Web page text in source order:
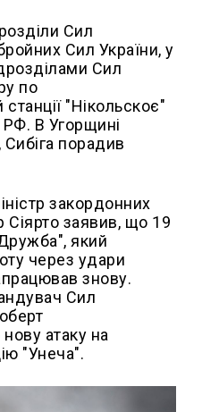
Сил
Сил України, у
Сил
по
"Нікольскоє"
РФ. В Угорщині
Сибіга порадив
закордонних
заявив, що 19
який
через удари
знову.
Сил
атаку на
"Унеча".